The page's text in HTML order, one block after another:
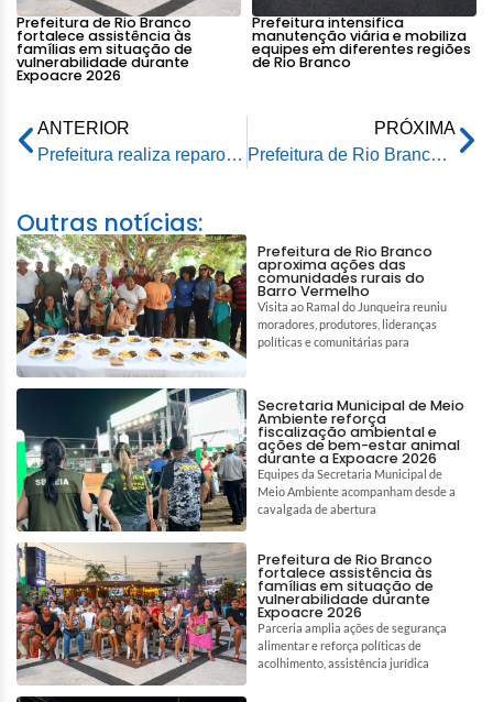
Prefeitura de Rio Branco
fortalece assistência às
famílias em situação de
vulnerabilidade durante
Expoacre 2026
Prefeitura intensifica
manutenção viária e mobiliza
equipes em diferentes regiões
de Rio Branco
ANTERIOR
Prefeitura realiza reparo emergencial na rede de água na Estrada do Aviário
PRÓXIMA
Prefeitura de Rio Branco segue com matrículas abertas na rede municipal de ensino
Outras notícias:
Prefeitura de Rio Branco
aproxima ações das
comunidades rurais do
Barro Vermelho
Visita ao Ramal do Junqueira reuniu
moradores, produtores, lideranças
políticas e comunitárias para
Secretaria Municipal de Meio
Ambiente reforça
fiscalização ambiental e
ações de bem-estar animal
durante a Expoacre 2026
Equipes da Secretaria Municipal de
Meio Ambiente acompanham desde a
cavalgada de abertura
Prefeitura de Rio Branco
fortalece assistência às
famílias em situação de
vulnerabilidade durante
Expoacre 2026
Parceria amplia ações de segurança
alimentar e reforça políticas de
acolhimento, assistência jurídica